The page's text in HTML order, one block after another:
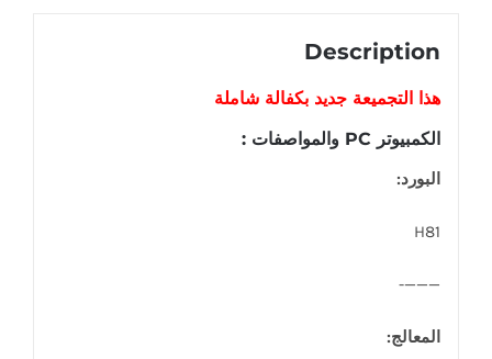
Description
هذا التجميعة جديد بكفالة شاملة
الكمبيوتر PC والمواصفات :
البورد:
H81
———-
المعالج: